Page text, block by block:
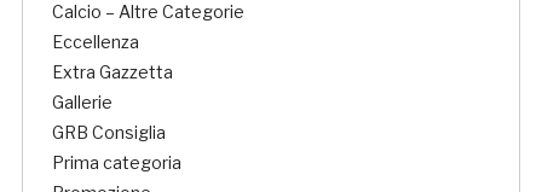
Calcio – Altre Categorie
Eccellenza
Extra Gazzetta
Gallerie
GRB Consiglia
Prima categoria